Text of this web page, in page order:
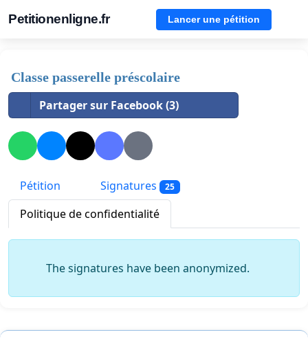
Petitionenligne.fr Lancer une pétition
Classe passerelle préscolaire
Partager sur Facebook (3)
Pétition Signatures 25
Politique de confidentialité
The signatures have been anonymized.